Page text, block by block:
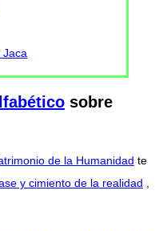
Jaca
sobre
de la Humanidad te
y cimiento de la realidad